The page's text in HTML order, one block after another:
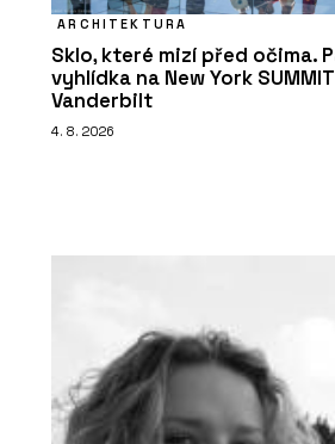
ARCHITEKTURA
Sklo, které mizí před očima.
vyhlídka na New York
Vanderbilt
4. 8. 2026